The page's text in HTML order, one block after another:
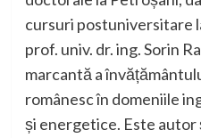
cursuri postuniversitare
prof. univ. dr. ing. Sorin
marcantă a
românesc în domeniile
și energetice. Este autor